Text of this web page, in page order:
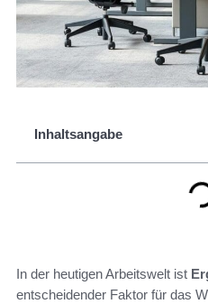
Inhaltsangabe
In der heutigen Arbeitswelt ist
entscheidender Faktor für das